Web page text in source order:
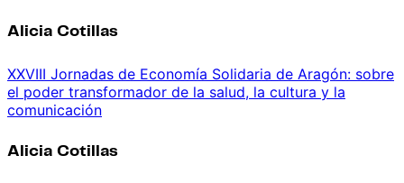
Alicia Cotillas
XXVIII Jornadas de Economía Solidaria de Aragón: sobre
el poder transformador de la salud, la cultura y la
comunicación
Alicia Cotillas